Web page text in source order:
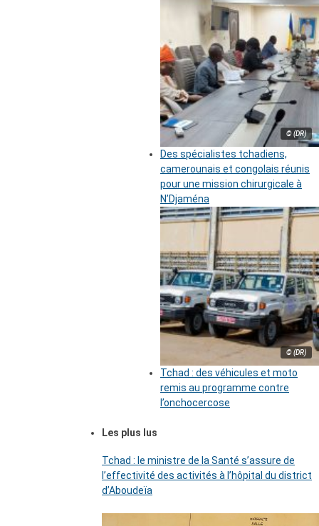
© (DR)
Des spécialistes tchadiens,
camerounais et congolais réunis
pour une mission chirurgicale à
N’Djaména
© (DR)
Tchad : des véhicules et moto
remis au programme contre
l’onchocercose
Les plus lus
Tchad : le ministre de la Santé s’assure de
l’effectivité des activités à l’hôpital du district
d’Aboudeïa